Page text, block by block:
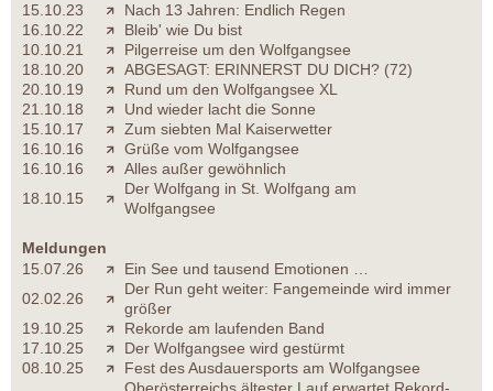
15.10.23
Nach 13 Jahren: Endlich Regen
16.10.22
Bleib' wie Du bist
10.10.21
Pilgerreise um den Wolfgangsee
18.10.20
ABGESAGT: ERINNERST DU DICH? (72)
20.10.19
Rund um den Wolfgangsee XL
21.10.18
Und wieder lacht die Sonne
15.10.17
Zum siebten Mal Kaiserwetter
16.10.16
Grüße vom Wolfgangsee
16.10.16
Alles außer gewöhnlich
18.10.15
Der Wolfgang in St. Wolfgang am
Wolfgangsee
Meldungen
15.07.26
Ein See und tausend Emotionen …
02.02.26
Der Run geht weiter: Fangemeinde wird immer
größer
19.10.25
Rekorde am laufenden Band
17.10.25
Der Wolfgangsee wird gestürmt
08.10.25
Fest des Ausdauersports am Wolfgangsee